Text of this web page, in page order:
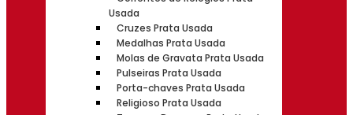
Usada
Cruzes Prata Usada
Medalhas Prata Usada
Molas de Gravata Prata Usada
Pulseiras Prata Usada
Porta-chaves Prata Usada
Religioso Prata Usada